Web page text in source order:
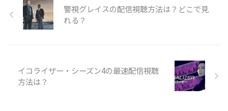
警視グレイスの配信視聴方法は？どこで見
れる？
イコライザー・シーズン4の最速配信視聴
方法は？